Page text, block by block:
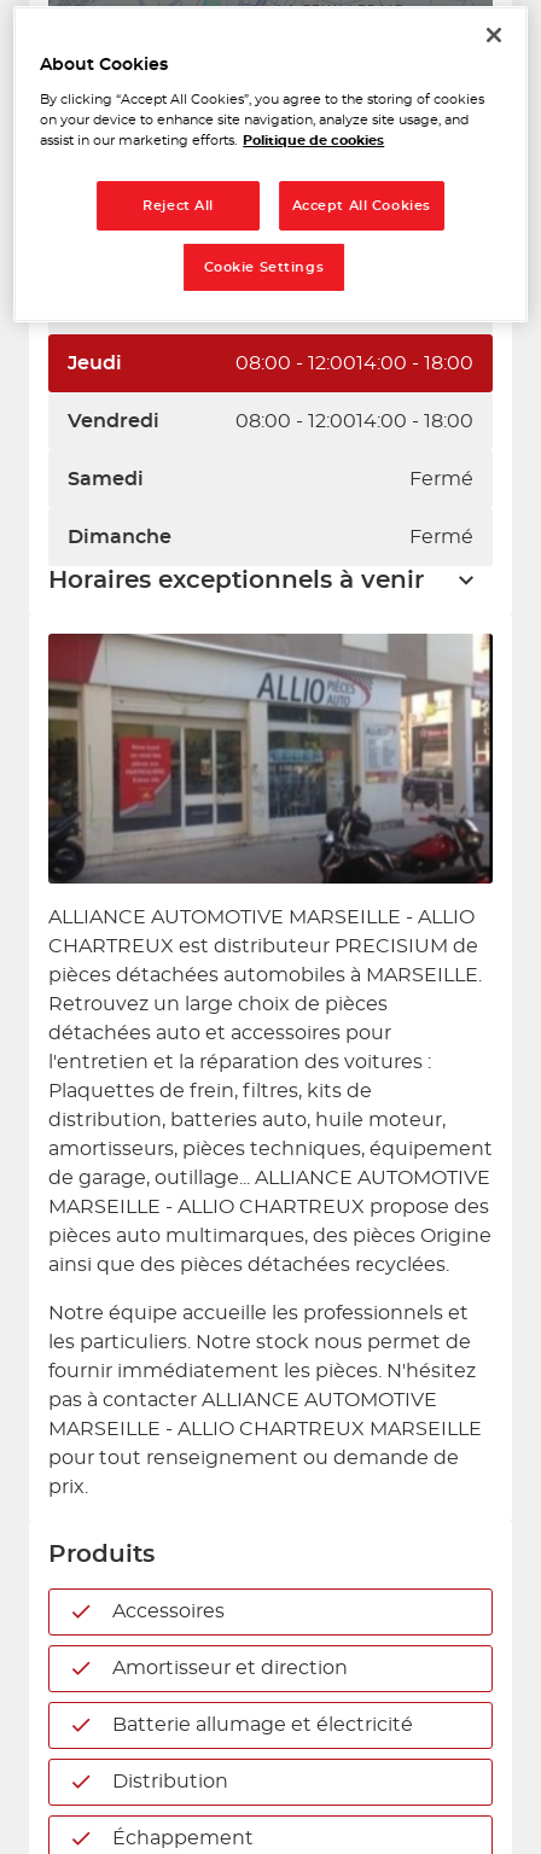
Horaires d'ouverture
08:00 - 12:00
Jeudi 08:00 - 12:0014:00 - 18:00
Vendredi 08:00 - 12:0014:00 - 18:00
Samedi Fermé
Dimanche Fermé
Horaires exceptionnels à venir
Leaflet| Map ©2026HERE
ALLIANCE AUTOMOTIVE MARSEILLE - ALLIO
CHARTREUX est distributeur PRECISIUM de
pièces détachées automobiles à MARSEILLE.
Retrouvez un large choix de pièces
détachées auto et accessoires pour
l'entretien et la réparation des voitures :
Plaquettes de frein, filtres, kits de
distribution, batteries auto, huile moteur,
amortisseurs, pièces techniques, équipement
de garage, outillage... ALLIANCE AUTOMOTIVE
MARSEILLE - ALLIO CHARTREUX propose des
pièces auto multimarques, des pièces Origine
ainsi que des pièces détachées recyclées.
Notre équipe accueille les professionnels et
les particuliers. Notre stock nous permet de
fournir immédiatement les pièces. N'hésitez
pas à contacter ALLIANCE AUTOMOTIVE
MARSEILLE - ALLIO CHARTREUX MARSEILLE
pour tout renseignement ou demande de
prix.
Produits
Accessoires
Amortisseur et direction
Batterie allumage et électricité
Distribution
Échappement
About Cookies
By clicking “Accept All Cookies”, you agree to the storing of cookies
on your device to enhance site navigation, analyze site usage, and
assist in our marketing efforts.
Politique de cookies
Reject All Accept All Cookies
Cookie Settings